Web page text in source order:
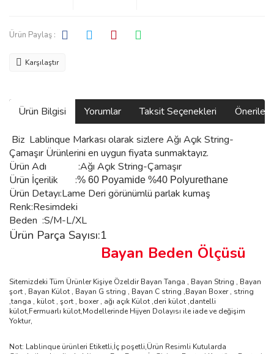
Ürün Paylaş :
Karşılaştır
Ürün Bilgisi Yorumlar Taksit Seçenekleri
Biz Lablinque Markası olarak sizlere Ağı Açık String-
Çamaşır Ürünlerini en uygun fiyata sunmaktayız.
Ürün Adı :Ağı Açık String-Çamaşır
Ürün İçerilik :% 60 Poyamide %40 Polyurethane
Ürün Detayı:Lame Deri görünümlü parlak kumaş
Renk:Resimdeki
Beden :S/M-L/XL
Ürün Parça Sayısı:1
Bayan Beden Ölçüsü
Sitemizdeki Tüm Ürünler Kişiye Özeldir Bayan Tanga , Bayan String , Bayan
şort , Bayan Külot , Bayan G string , Bayan C string ,Bayan Boxer , string
,tanga , külot , şort , boxer , ağı açık Külot ,deri külot ,dantelli
külot,Fermuarlı külot,Modellerinde Hijyen Dolayısı ile iade ve değişim
Yoktur,
Not: Lablinque ürünleri Etiketli,İç poşetli,Ürün Resimli Kutularda